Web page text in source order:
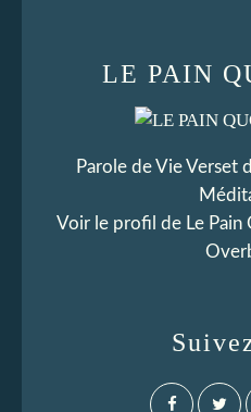
LE PAIN
Parole de Vie Verset
Voir le profil de Le